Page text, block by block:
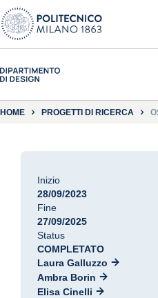
HOME PROGETTI DI RICERCA
Inizio
28/09/2023
Fine
27/09/2025
Status
COMPLETATO
Laura Galluzzo
Ambra Borin
Elisa Cinelli